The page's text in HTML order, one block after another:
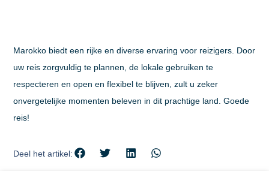
Marokko biedt een rijke en diverse ervaring voor reizigers. Door
uw reis zorgvuldig te plannen, de lokale gebruiken te
respecteren en open en flexibel te blijven, zult u zeker
onvergetelijke momenten beleven in dit prachtige land. Goede
reis!
Deel het artikel: